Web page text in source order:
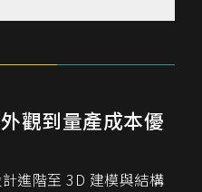
觀到量產成本優
進階至 3D 建模與結構